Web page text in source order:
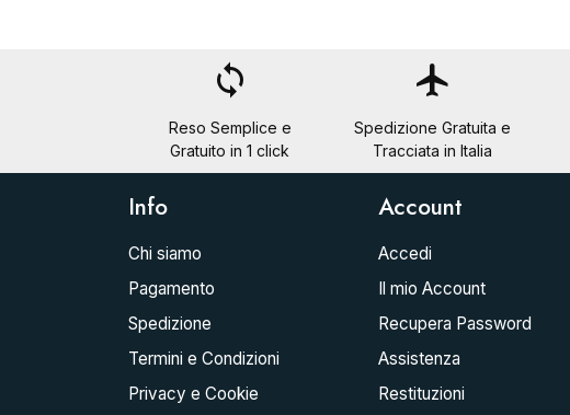
loop
Reso Semplice e
Gratuito in 1 click
flight
Spedizione Gratuita e
Tracciata in Italia
Info
Chi siamo
Pagamento
Spedizione
Termini e Condizioni
Privacy e Cookie
Account
Accedi
Il mio Account
Recupera Password
Assistenza
Restituzioni